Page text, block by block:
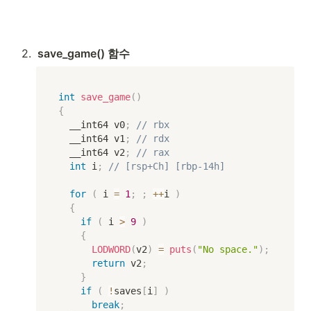
2. save_game() 함수
int save_game( )
{
  __int64 v0
;
// rbx
  __int64 v1
;
// rdx
  __int64 v2
;
// rax
int i ; // [rsp+Ch] [rbp-14h]
for ( i = 1 ; ; ++i
)
{
if
( i > 9
)
{
LODWORD(v2) = puts ( "No space.") ;
return v2 ;
}
if
( ! saves [i ]
)
break;